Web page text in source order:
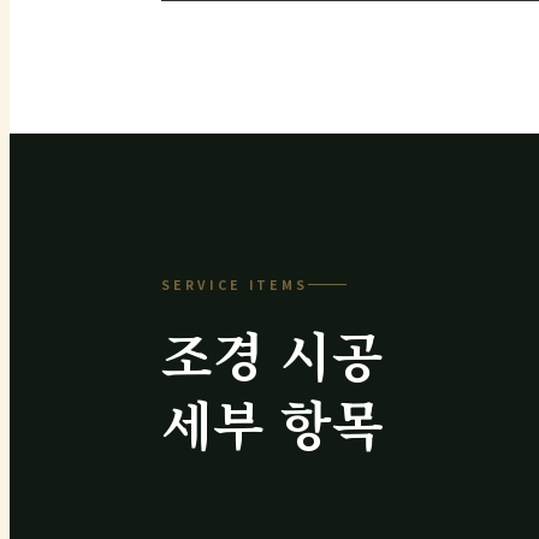
SERVICE ITEMS
조경 시공
세부 항목